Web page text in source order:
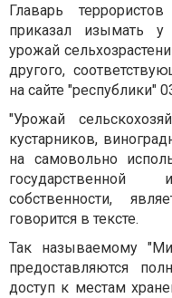
Главарь
приказал изымать
урожай
другого,
на сайте "республики"
"Урожай
кустарников,
на самовольно
собственности,
говорится в тексте.
Так называемому
предоставляются
доступ к местам